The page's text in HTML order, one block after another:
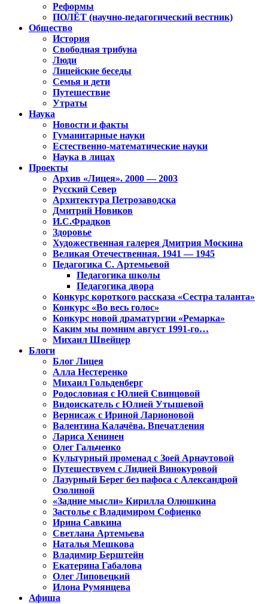
Реформы
ПОЛЁТ (научно-педагогический вестник)
Общество
История
Свободная трибуна
Люди
Лицейские беседы
Семья и дети
Путешествие
Утраты
Наука
Новости и факты
Гуманитарные науки
Естественно-математические науки
Наука в лицах
Проекты
Архив «Лицея». 2000 — 2003
Русский Север
Архитектура Петрозаводска
Дмитрий Новиков
И.С.Фрадков
Здоровье
Художественная галерея Дмитрия Москина
Великая Отечественная. 1941 — 1945
Педагогика С. Артемьевой
Педагогика школы
Педагогика двора
Конкурс короткого рассказа «Сестра таланта»
Конкурс «Во весь голос»
Конкурс новой драматургии «Ремарка»
Каким мы помним август 1991-го…
Михаил Швейцер
Блоги
Блог Лицея
Алла Нестеренко
Михаил Гольденберг
Родословная с Юлией Свинцовой
Видоискатель с Юлией Утышевой
Вернисаж с Ириной Ларионовой
Валентина Калачёва. Впечатления
Лариса Хенинен
Олег Гальченко
Культурный променад с Зоей Арнаутовой
Путешествуем с Лидией Винокуровой
Лазурный Берег без пафоса с Александрой
Озолиной
«Задние мысли» Кирилла Олюшкина
Застолье с Владимиром Софиенко
Ирина Савкина
Светлана Артемьева
Наталья Мешкова
Владимир Берштейн
Екатерина Габалова
Олег Липовецкий
Илона Румянцева
Афиша